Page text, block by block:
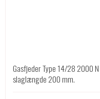
Gasfjeder Type 14/28 2000
slaglængde 200 mm.